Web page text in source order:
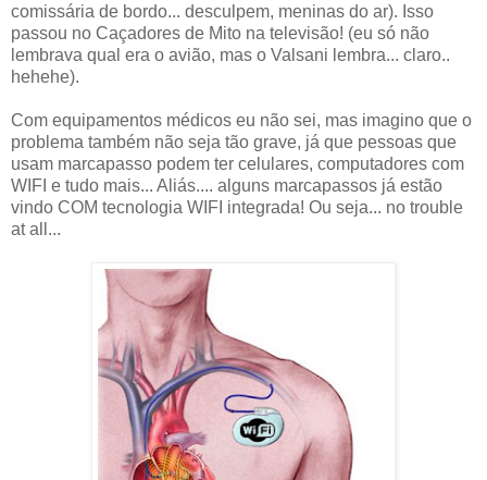
comissária de bordo... desculpem, meninas do ar). Isso
passou no Caçadores de Mito na televisão! (eu só não
lembrava qual era o avião, mas o Valsani lembra... claro..
hehehe).
Com equipamentos médicos eu não sei, mas imagino que o
problema também não seja tão grave, já que pessoas que
usam marcapasso podem ter celulares, computadores com
WIFI e tudo mais... Aliás.... alguns marcapassos já estão
vindo COM tecnologia WIFI integrada! Ou seja... no trouble
at all...